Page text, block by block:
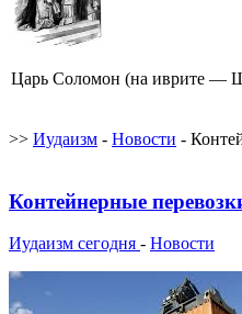
Царь Соломон (на иврите —
>> Иудаизм - Новости -
Контейнерные
Иудаизм сегодня - Новости